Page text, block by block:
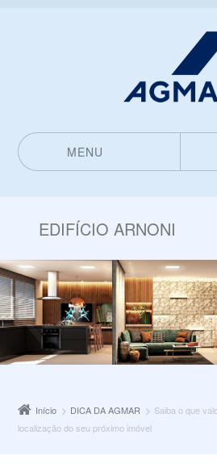
MENU
EDIFÍCIO ARNONI
Início DICA DA AGMAR
Saiba o que
localização do seu próximo imóvel